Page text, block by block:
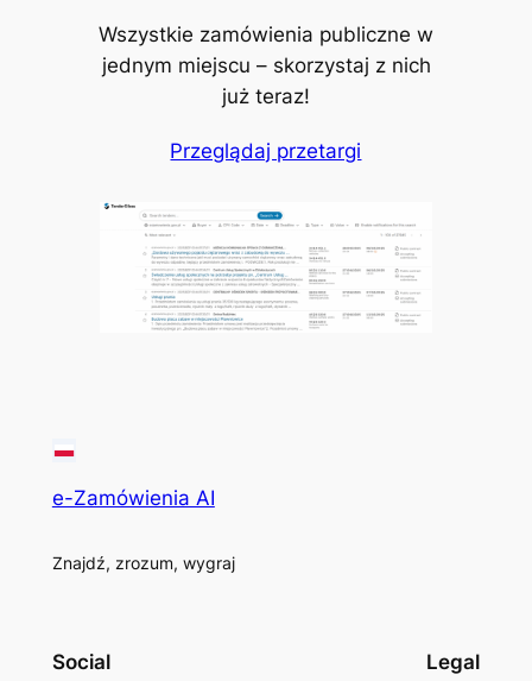
Wszystkie zamówienia publiczne w
jednym miejscu – skorzystaj z nich
już teraz!
Przeglądaj przetargi
e-Zamówienia AI
Znajdź, zrozum, wygraj
Social Legal